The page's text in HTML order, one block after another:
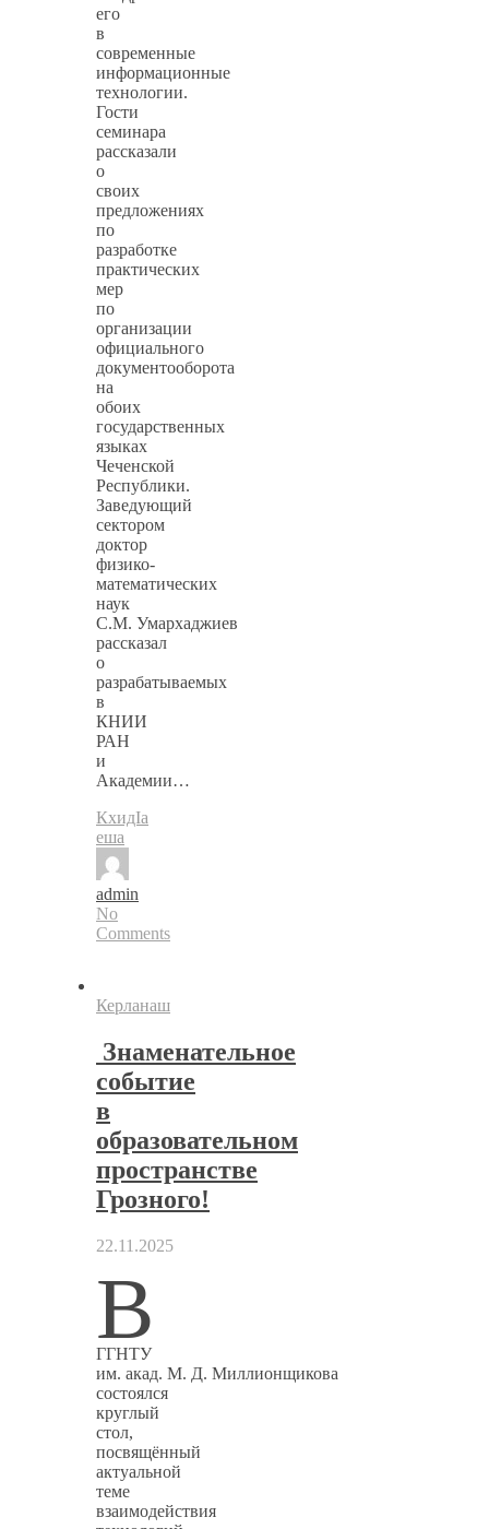
его
в
современные
информационные
технологии.
Гости
семинара
рассказали
о
своих
предложениях
по
разработке
практических
мер
по
организации
официального
документооборота
на
обоих
государственных
языках
Чеченской
Республики.
Заведующий
сектором
доктор
физико-
математических
наук
С.М. Умархаджиев
рассказал
о
разрабатываемых
в
КНИИ
РАН
и
Академии…
КхидIа
еша
admin
No
Comments
Керланаш
Знаменательное
событие
в
образовательном
пространстве
Грозного!
22.11.2025
В
ГГНТУ
им. акад. М. Д. Миллионщикова
состоялся
круглый
стол,
посвящённый
актуальной
теме
взаимодействия